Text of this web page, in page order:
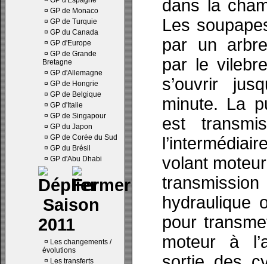
¤ GP de Monaco
¤ GP de Turquie
¤ GP du Canada
¤ GP d'Europe
¤ GP de Grande
Bretagne
¤ GP d'Allemagne
¤ GP de Hongrie
¤ GP de Belgique
¤ GP d'Italie
¤ GP de Singapour
¤ GP du Japon
¤ GP de Corée du Sud
¤ GP du Brésil
¤ GP d'Abu Dhabi
Saison
2011
¤ Les changements /
évolutions
¤ Les transferts
dans la
Les
par un
par le
s’ouvrir
minute. La
est
volant
hydraulique
pour
moteur à